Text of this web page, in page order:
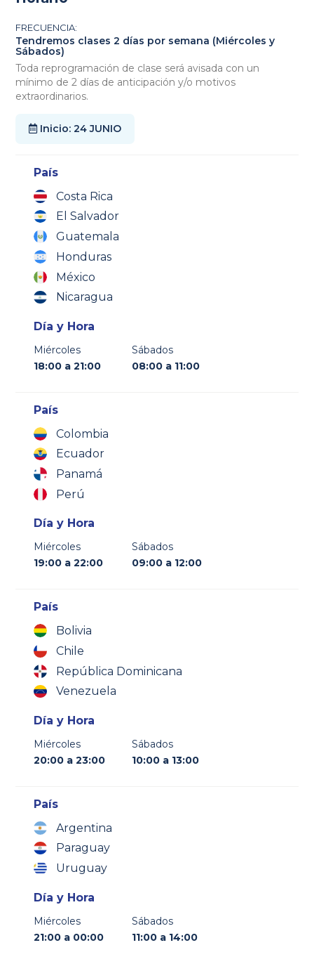
FRECUENCIA:
Tendremos clases 2 días por semana (Miércoles y
Sábados)
Toda reprogramación de clase será avisada con un
mínimo de 2 días de anticipación y/o motivos
extraordinarios.
Inicio: 24 JUNIO
País
Costa Rica
El Salvador
Guatemala
Honduras
México
Nicaragua
Día y Hora
Miércoles
18:00 a 21:00
Sábados
08:00 a 11:00
País
Colombia
Ecuador
Panamá
Perú
Día y Hora
Miércoles
19:00 a 22:00
Sábados
09:00 a 12:00
País
Bolivia
Chile
República Dominicana
Venezuela
Día y Hora
Miércoles
20:00 a 23:00
Sábados
10:00 a 13:00
País
Argentina
Paraguay
Uruguay
Día y Hora
Miércoles
21:00 a 00:00
Sábados
11:00 a 14:00